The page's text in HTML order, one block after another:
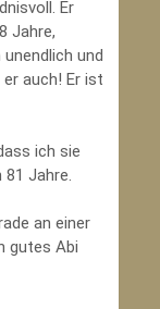
Er
Jahre,
und
auch! Er ist
ich sie
Jahre.
an einer
gutes Abi